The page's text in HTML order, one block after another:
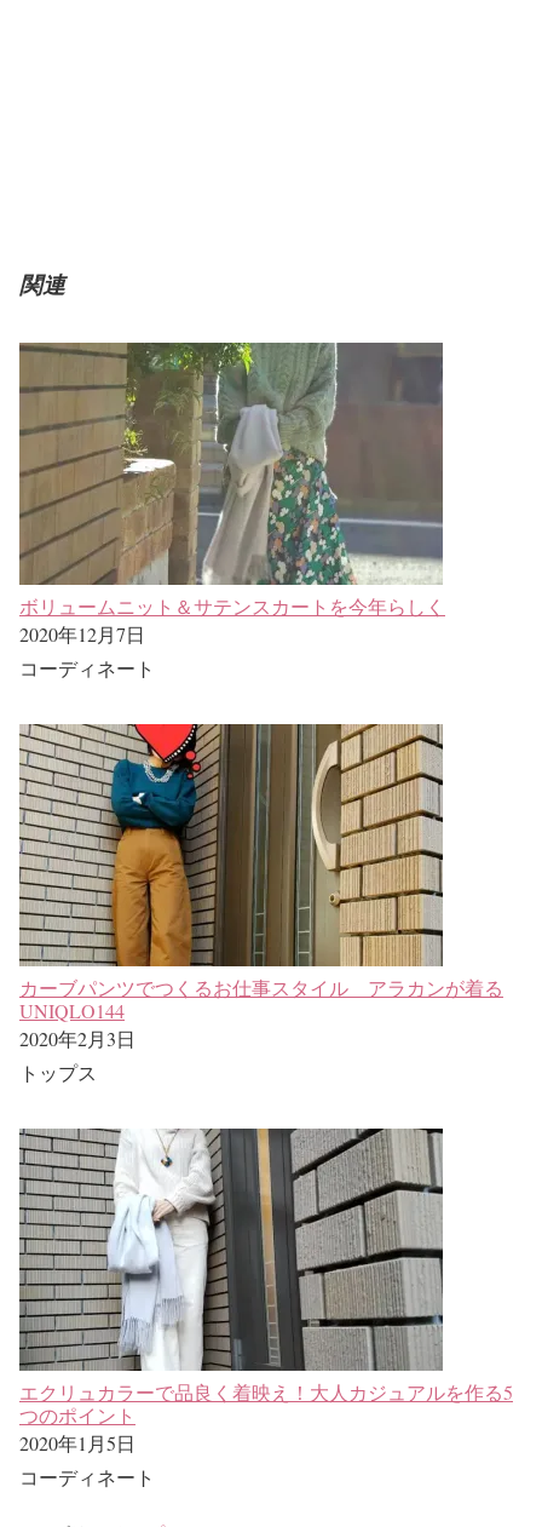
関連
ボリュームニット＆サテンスカートを今年らしく
2020年12月7日
コーディネート
カーブパンツでつくるお仕事スタイル アラカンが着る
UNIQLO144
2020年2月3日
トップス
エクリュカラーで品良く着映え！大人カジュアルを作る5
つのポイント
2020年1月5日
コーディネート